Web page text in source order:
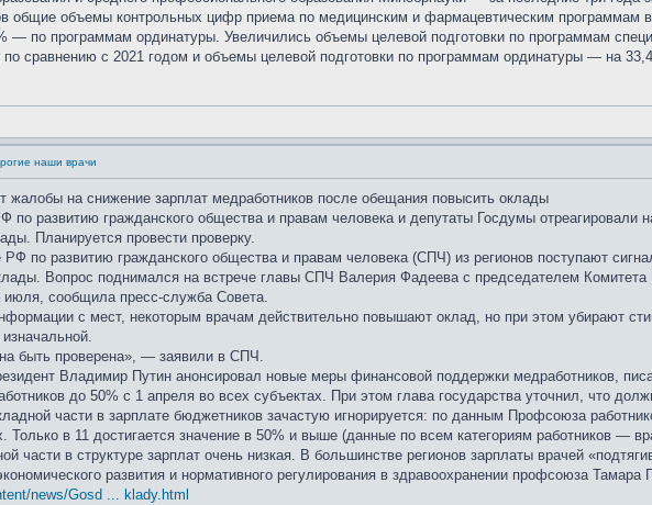
общие объемы контрольных цифр приема по медицинским и фармацевтическим программам
— по программам ординатуры. Увеличились объемы целевой подготовки по программам
сравнению с 2021 годом и объемы целевой подготовки по программам ординатуры — на
наши врачи
жалобы на снижение зарплат медработников после обещания повысить оклады
по развитию гражданского общества и правам человека и депутаты Госдумы отреагировали
Планируется провести проверку.
РФ по развитию гражданского общества и правам человека (СПЧ) из регионов поступают
Вопрос поднимался на встрече главы СПЧ Валерия Фадеева с председателем
сообщила пресс-служба Совета.
с мест, некоторым врачам действительно повышают оклад, но при этом убирают
быть проверена», — заявили в СПЧ.
Владимир Путин анонсировал новые меры финансовой поддержки медработников,
до 50% с 1 апреля во всех субъектах. При этом глава государства уточнил, что
части в зарплате бюджетников зачастую игнорируется: по данным Профсоюза
Только в 11 достигается значение в 50% и выше (данные по всем категориям работников
части в структуре зарплат очень низкая. В большинстве регионов зарплаты врачей
развития и нормативного регулирования в здравоохранении профсоюза Тамара
news/Gosd ... klady.html